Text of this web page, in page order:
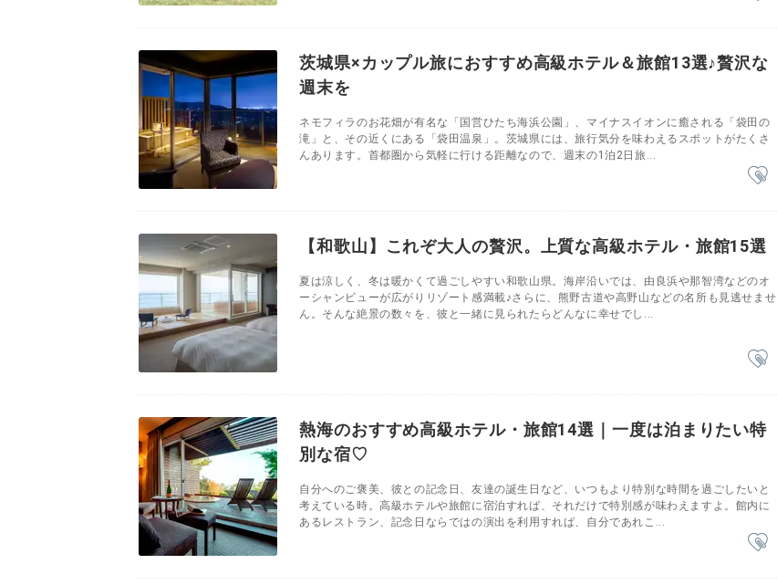
茨城県×カップル旅におすすめ高級ホテル＆旅館13選♪贅沢な
週末を
ネモフィラのお花畑が有名な「国営ひたち海浜公園」、マイナスイオンに癒される「袋田の
滝」と、その近くにある「袋田温泉」。茨城県には、旅行気分を味わえるスポットがたくさ
んあります。首都圏から気軽に行ける距離なので、週末の1泊2日旅...
【和歌山】これぞ大人の贅沢。上質な高級ホテル・旅館15選
夏は涼しく、冬は暖かくて過ごしやすい和歌山県。海岸沿いでは、由良浜や那智湾などのオ
ーシャンビューが広がりリゾート感満載♪さらに、熊野古道や高野山などの名所も見逃せませ
ん。そんな絶景の数々を、彼と一緒に見られたらどんなに幸せでし...
熱海のおすすめ高級ホテル・旅館14選｜一度は泊まりたい特
別な宿♡
自分へのご褒美、彼との記念日、友達の誕生日など、いつもより特別な時間を過ごしたいと
考えている時。高級ホテルや旅館に宿泊すれば、それだけで特別感が味わえますよ。館内に
あるレストラン、記念日ならではの演出を利用すれば、自分であれこ...